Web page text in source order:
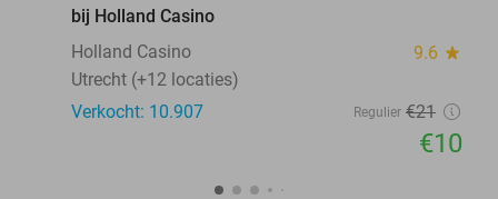
bij Holland Casino
Holland Casino
9.6 star
Utrecht (+12 locaties)
Verkocht: 10.907
Regulier €21
€10